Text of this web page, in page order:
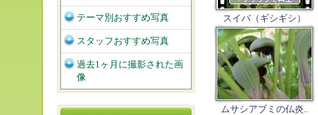
スイバ（ギシギシ）
ムサシアブミの仏炎..
テーマ別おすすめ写真
スタッフおすすめ写真
過去1ヶ月に撮影された画
像